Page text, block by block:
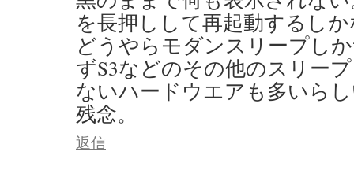
を長押しして再起動するし
どうやらモダンスリープし
ずS3などのその他のスリー
ないハードウエアも多いら
残念。
返信